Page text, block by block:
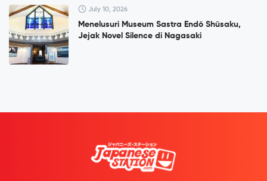
July 10, 2026
Menelusuri Museum Sastra Endō Shūsaku,
Jejak Novel Silence di Nagasaki